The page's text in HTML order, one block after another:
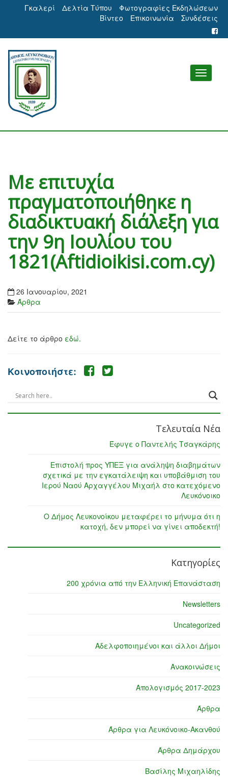
Γκαλερί Δελτία Τύπου
Φωτογραφίες Εκδηλώσεων
Βίντεο
Επικοινωνία Συνδέσεις
Με επιτυχία
πραγματοποιήθηκε η
διαδικτυακή διάλεξη για
την 9η Ιουλίου του
1821(Aftidioikisi.com.cy)
26 Ιανουαρίου, 2021
Άρθρα
Δείτε το άρθρο εδώ.
Κοινοποιήστε:
Τελευταία Νέα
Έφυγε ο Παντελής Τσαγκάρης
Επιστολή προς ΥΠΕΞ για ανάληψη διαβημάτων
σχετικά με την εγκατάλειψη και υποβάθμιση του
Ιερού Ναού Αρχαγγέλου Μιχαήλ στο κατεχόμενο
Λευκόνοικο
Ο Δήμος Λευκονοίκου μεταφέρει το μήνυμα ότι η
κατοχή, δεν μπορεί να γίνει αποδεκτή!
Κατηγορίες
200 χρόνια από την Ελληνική Επανάσταση
Newsletters
Uncategorized
Αδελφοποιημένοι και άλλοι Δήμοι
Ανακοινώσεις
Απολογισμός 2017-2023
Άρθρα
Άρθρα για Λευκόνοικο-Ακανθού
Άρθρα Δημάρχου
Βασίλης Μιχαηλίδης